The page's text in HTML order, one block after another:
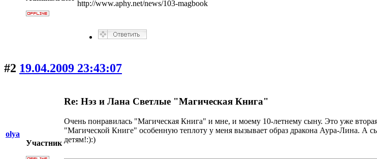
http://www.aphy.net/news/103-magbook
#2 19.04.2009 23:43:07
olya
Участник
Re: Нэз и Лана Светлые "Магическая Книга"
Очень понравилась "Магическая Книга" и мне, и моему 10-летнему сыну. Это уже
"Магической Книге" особенную теплоту у меня вызывает образ дракона Аура-Лина. А
детям!:):)